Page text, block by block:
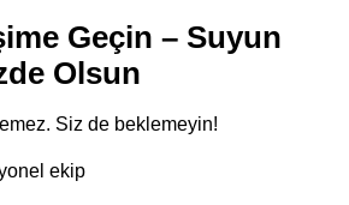
Geçin – Suyun
Olsun
Siz de beklemeyin!
ekip